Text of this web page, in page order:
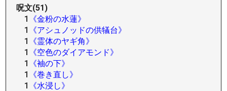
呪文(51)
1
《金粉の水蓮》
1
《アシュノッドの供犠台》
1
《霊体のヤギ角》
1
《空色のダイアモンド》
1
《袖の下》
1
《巻き直し》
1
《水浸し》